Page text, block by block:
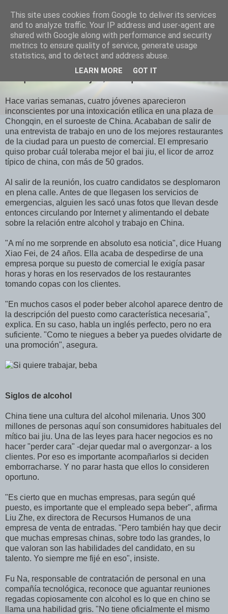
El Otro Lao
Si quieres trabajar, chispate!
Hace varias semanas, cuatro jóvenes aparecieron
inconscientes por una intoxicación etílica en una plaza de
Chongqin, en el suroeste de China. Acababan de salir de
una entrevista de trabajo en uno de los mejores restaurantes
de la ciudad para un puesto de comercial. El empresario
quiso probar cuál toleraba mejor el bai jiu, el licor de arroz
típico de china, con más de 50 grados.
Al salir de la reunión, los cuatro candidatos se desplomaron
en plena calle. Antes de que llegasen los servicios de
emergencias, alguien les sacó unas fotos que llevan desde
entonces circulando por Internet y alimentando el debate
sobre la relación entre alcohol y trabajo en China.
"A mí no me sorprende en absoluto esa noticia", dice Huang
Xiao Fei, de 24 años. Ella acaba de despedirse de una
empresa porque su puesto de comercial le exigía pasar
horas y horas en los reservados de los restaurantes
tomando copas con los clientes.
"En muchos casos el poder beber alcohol aparece dentro de
la descripción del puesto como característica necesaria",
explica. En su caso, habla un inglés perfecto, pero no era
suficiente. "Como te niegues a beber ya puedes olvidarte de
una promoción", asegura.
Siglos de alcohol
China tiene una cultura del alcohol milenaria. Unos 300
millones de personas aquí son consumidores habituales del
mítico bai jiu. Una de las leyes para hacer negocios es no
hacer "perder cara" -dejar quedar mal o avergonzar- a los
clientes. Por eso es importante acompañarlos si deciden
emborracharse. Y no parar hasta que ellos lo consideren
oportuno.
"Es cierto que en muchas empresas, para según qué
puesto, es importante que el empleado sepa beber", afirma
Liu Zhe, ex directora de Recursos Humanos de una
empresa de venta de entradas. "Pero también hay que decir
que muchas empresas chinas, sobre todo las grandes, lo
que valoran son las habilidades del candidato, en su
talento. Yo siempre me fijé en eso", insiste.
Fu Na, responsable de contratación de personal en una
compañía tecnológica, reconoce que aguantar reuniones
regadas copiosamente con alcohol es lo que en chino se
llama una habilidad gris. "No tiene oficialmente el mismo
This site uses cookies from Google to deliver its services
and to analyze traffic. Your IP address and user-agent are
shared with Google along with performance and security
metrics to ensure quality of service, generate usage
statistics, and to detect and address abuse.
LEARN MORE GOT IT